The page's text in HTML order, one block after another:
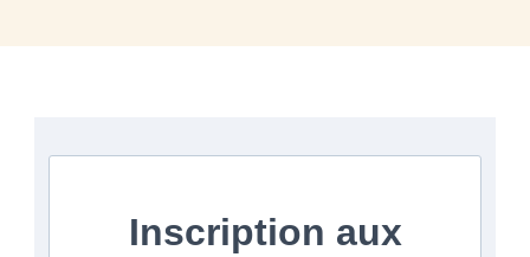
Inscription aux